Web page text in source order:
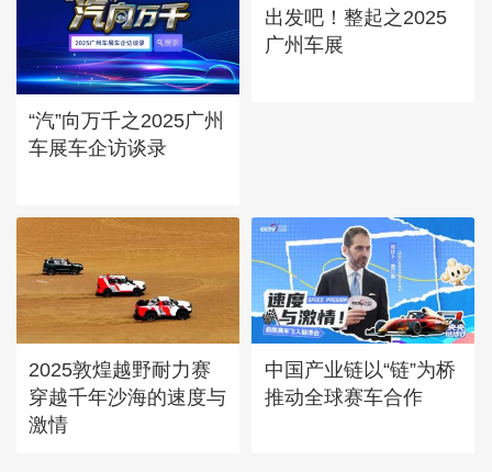
“汽”向万千之2025广州
车展车企访谈录
出发吧！整起之2025
广州车展
2025敦煌越野耐力赛
穿越千年沙海的速度与
激情
中国产业链以“链”为桥
推动全球赛车合作